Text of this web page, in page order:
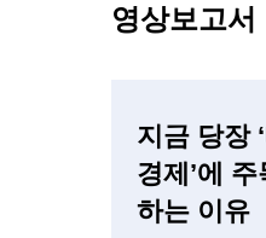
영상보고서
지금 당장
경제’에
하는 이유